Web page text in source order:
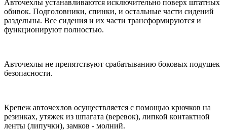
Авточехлы устанавливаются исключительно поверх штатных
обивок. Подголовники, спинки, и остальные части сидений
раздельны. Все сидения и их части трансформируются и
функционируют полностью.
Авточехлы не препятствуют срабатыванию боковых подушек
безопасности.
Крепеж авточехлов осуществляется с помощью крючков на
резинках, утяжек из шпагата (веревок), липкой контактной
ленты (липучки), замков - молний.